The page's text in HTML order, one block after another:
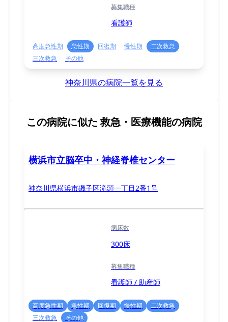
募集職種
看護師
高度急性期 急性期 回復期 慢性期
二次救急
三次救急
その他
神奈川県の病院一覧を見る
この病院に似た 救急・医療機能の病院
横浜市立脳卒中・神経脊椎センター
神奈川県横浜市磯子区滝頭一丁目2番1号
病床数
300床
募集職種
看護師 / 助産師
高度急性期 急性期 回復期 慢性期
二次救急
三次救急
その他